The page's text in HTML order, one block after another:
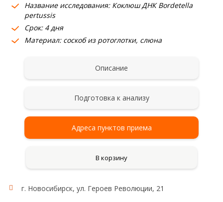
О компании
Где сдать
Название исследования: Коклюш ДНК Bordetella
pertussis
Срок: 4 дня
Материал: соскоб из ротоглотки, слюна
Описание
Подготовка к анализу
Адреса пунктов приема
В корзину
г. Новосибирск, ул. Героев Революции, 21